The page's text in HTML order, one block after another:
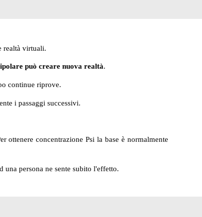
realtà virtuali.
può creare nuova realtà.
continue riprove.
i passaggi successivi.
ottenere concentrazione Psi la base è normalmente
persona ne sente subito l'effetto.